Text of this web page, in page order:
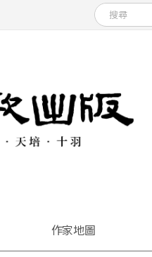
作家地圖